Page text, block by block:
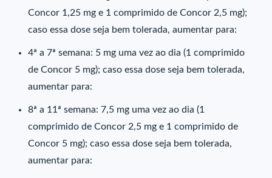
Concor 1,25 mg e 1 comprimido de Concor 2,5 mg);
caso essa dose seja bem tolerada, aumentar para:
4ª a 7ª semana: 5 mg uma vez ao dia (1 comprimido
de Concor 5 mg); caso essa dose seja bem tolerada,
aumentar para:
8ª a 11ª semana: 7,5 mg uma vez ao dia (1
comprimido de Concor 2,5 mg e 1 comprimido de
Concor 5 mg); caso essa dose seja bem tolerada,
aumentar para: